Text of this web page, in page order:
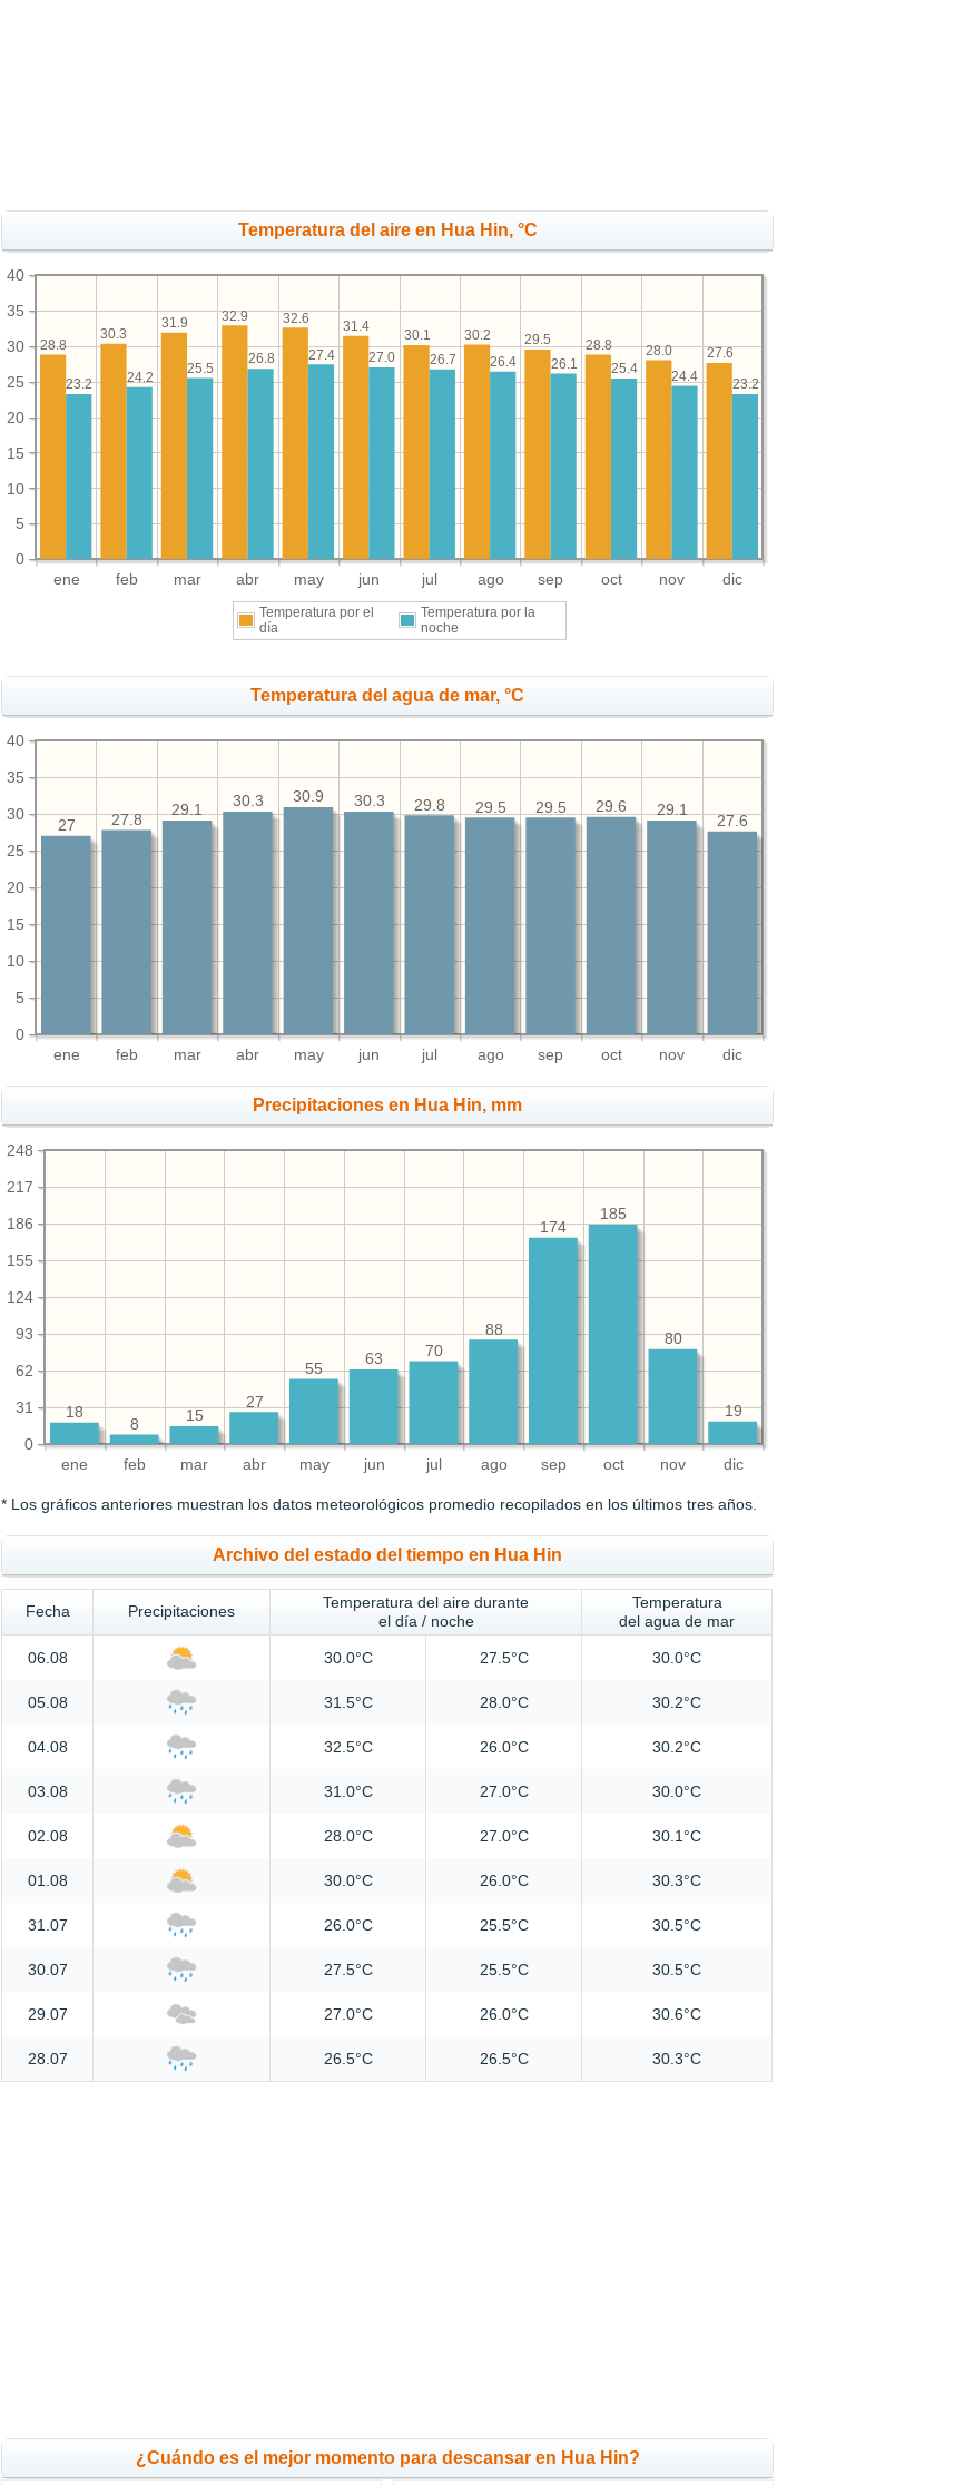
Temperatura del aire en Hua Hin, °C
ene feb mar abr may jun jul ago sep oct nov dic
0
5
10
15
20
25
30
35
40
27.6
28.0
28.8
29.5
30.2
30.1
31.4
32.6
32.9
31.9
30.3
28.8
23.2
24.4
25.4
26.1
26.4
26.7
27.0
27.4
26.8
25.5
24.2
23.2
Temperatura por el
día
Temperatura por la
noche
Temperatura del agua de mar, °C
ene feb mar abr may jun jul ago sep oct nov dic
0
5
10
15
20
25
30
35
40
27.6
29.1
29.6
29.5
29.5
29.8
30.3
30.9
30.3
29.1
27.8
27
Precipitaciones en Hua Hin, mm
ene feb mar abr may jun jul ago sep oct nov dic
0
31
62
93
124
155
186
217
248
19
80
185
174
88
70
63
55
27
15
8
18
* Los gráficos anteriores muestran los datos meteorológicos promedio recopilados en los últimos tres años.
Archivo del estado del tiempo en Hua Hin
Fecha Precipitaciones
Temperatura del aire durante
el día / noche
Temperatura
del agua de mar
06.08 30.0°C 27.5°C 30.0°C
05.08 31.5°C 28.0°C 30.2°C
04.08 32.5°C 26.0°C 30.2°C
03.08 31.0°C 27.0°C 30.0°C
02.08 28.0°C 27.0°C 30.1°C
01.08 30.0°C 26.0°C 30.3°C
31.07 26.0°C 25.5°C 30.5°C
30.07 27.5°C 25.5°C 30.5°C
29.07 27.0°C 26.0°C 30.6°C
28.07 26.5°C 26.5°C 30.3°C
¿Cuándo es el mejor momento para descansar en Hua Hin?